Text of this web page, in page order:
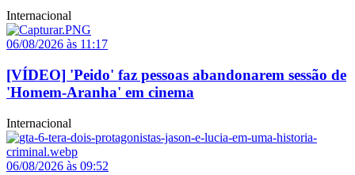
Internacional
06/08/2026 às 11:17
[VÍDEO] 'Peido' faz pessoas abandonarem sessão de
'Homem-Aranha' em cinema
Internacional
06/08/2026 às 09:52